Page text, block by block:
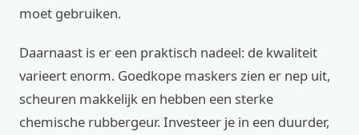
moet gebruiken.
Daarnaast is er een praktisch nadeel: de kwaliteit
varieert enorm. Goedkope maskers zien er nep uit,
scheuren makkelijk en hebben een sterke
chemische rubbergeur. Investeer je in een duurder,